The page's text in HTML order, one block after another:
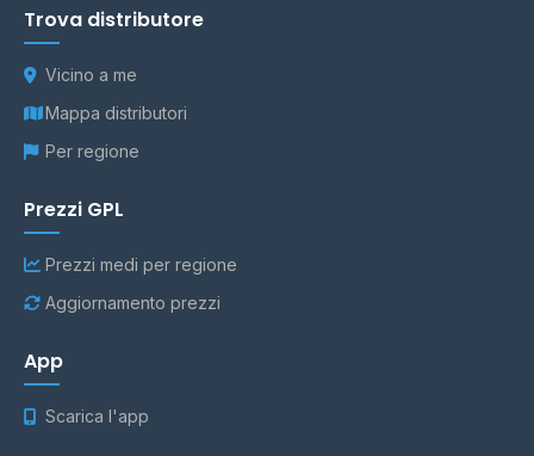
Trova distributore
Vicino a me
Mappa distributori
Per regione
Prezzi GPL
Prezzi medi per regione
Aggiornamento prezzi
App
Scarica l'app